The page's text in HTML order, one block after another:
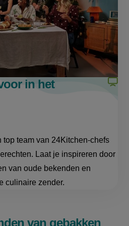
in het
top team van 24Kitchen-chefs
Laat je inspireren door
van oude bekenden en
culinaire zender.
van gebakken